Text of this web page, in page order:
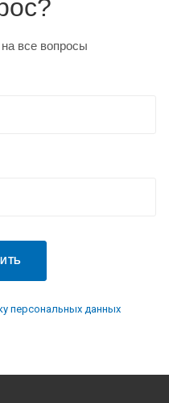
все вопросы
персональных данных